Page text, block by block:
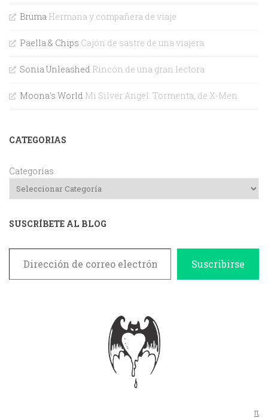
Bruma Hermana y compañera de viaje
Paella & Chips Cajón de sastre de una viajera
Sonia Unleashed Rincón de una gran lectora
Moona's World Mi Silver Angel. Tormenta, de X-Men
CATEGORIAS
Categorías
SUSCRÍBETE AL BLOG
Dirección de correo electrónico
Suscribirse
π